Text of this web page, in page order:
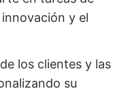
y el
los clientes y las
su